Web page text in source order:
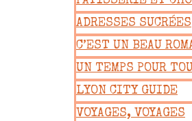
ADRESSES SUCRÉES
C’EST UN BEAU
UN TEMPS POUR
LYON CITY GUIDE
VOYAGES, VOYAGES